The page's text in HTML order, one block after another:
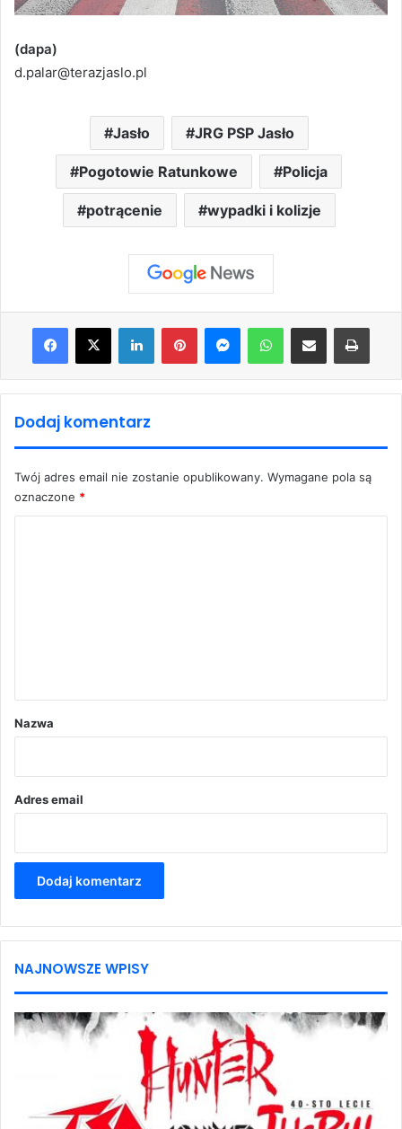
(dapa)
d.palar@terazjaslo.pl
Jasło JRG PSP Jasło
Pogotowie Ratunkowe Policja
potrącenie wypadki i kolizje
Facebook
X LinkedInPinterestMessengerWhatsAppShare via Email Print
Dodaj komentarz
Twój adres email nie zostanie opublikowany. Wymagane pola są
oznaczone *
rNazwa
Adres email
NAJNOWSZE WPISY